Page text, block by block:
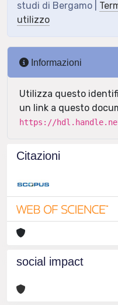
studi di Bergamo |
utilizzo
Informazioni
Utilizza questo
un link a questo
https://
Citazioni
social impact